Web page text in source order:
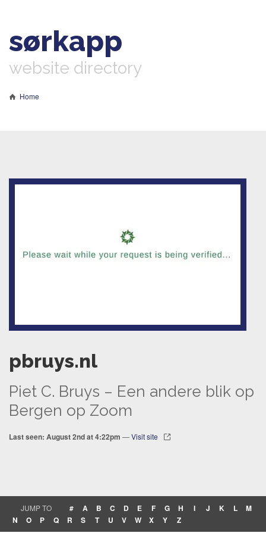
sørkapp
website directory
Home
pbruys.nl
Piet C. Bruys – Een andere blik op
Bergen op Zoom
Last seen: August 2nd at 4:22pm —Visit site
JUMP TO # A B C D E F G H I J K L
M
N
O P Q R S T U V W X Y Z